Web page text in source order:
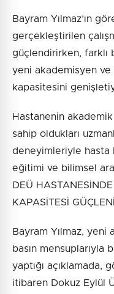
Bayram Yılmaz’ın
gerçekleştirilen
güçlendirirken, farklı
yeni akademisyen ve
kapasitesini
Hastanenin
sahip oldukları
deneyimleriyle hasta
eğitimi ve bilimsel
DEÜ
KAPASİTESİ
Bayram Yılmaz, yeni
basın mensuplarıyla
yaptığı açıklamada,
itibaren Dokuz Eylül